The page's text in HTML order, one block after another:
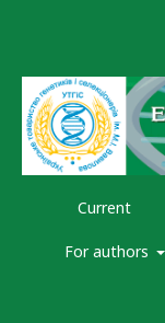
Current
For authors